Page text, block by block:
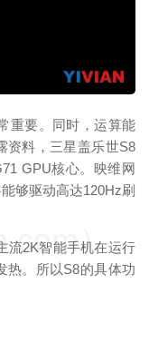
重要。同时，运算能
资料，三星盖乐世S8
GPU核心。映维网
够驱动高达120Hz刷
流2K智能手机在运行
热。所以S8的具体功
）
）